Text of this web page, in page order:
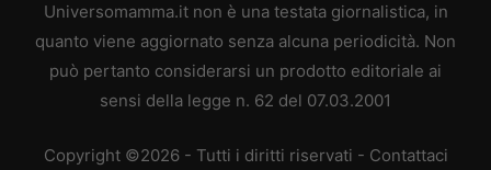
Universomamma.it non è una testata giornalistica, in
quanto viene aggiornato senza alcuna periodicità. Non
può pertanto considerarsi un prodotto editoriale ai
sensi della legge n. 62 del 07.03.2001
Copyright ©2026 - Tutti i diritti riservati - Contattaci